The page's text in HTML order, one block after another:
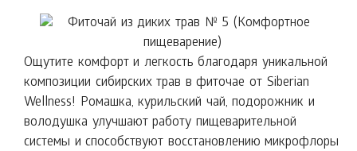
Ощутите комфорт и легкость благодаря уникальной
композиции сибирских трав в фиточае от Siberian
Wellness! Ромашка, курильский чай, подорожник и
володушка улучшают работу пищеварительной
системы и способствуют восстановлению микрофлоры